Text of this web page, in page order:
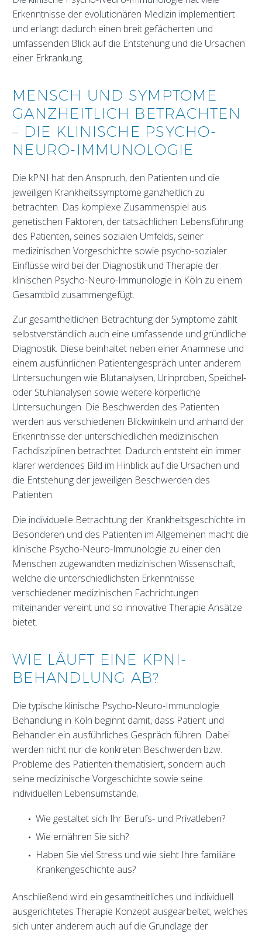
Erkenntnisse der evolutionären Medizin implementiert
und erlangt dadurch einen breit gefächerten und
umfassenden Blick auf die Entstehung und die Ursachen
einer Erkrankung.
MENSCH UND SYMPTOME
GANZHEITLICH BETRACHTEN
– DIE KLINISCHE PSYCHO-
NEURO-IMMUNOLOGIE
Die kPNI hat den Anspruch, den Patienten und die
jeweiligen Krankheitssymptome ganzheitlich zu
betrachten. Das komplexe Zusammenspiel aus
genetischen Faktoren, der tatsächlichen Lebensführung
des Patienten, seines sozialen Umfelds, seiner
medizinischen Vorgeschichte sowie psycho-sozialer
Einflüsse wird bei der Diagnostik und Therapie der
klinischen Psycho-Neuro-Immunologie in Köln zu einem
Gesamtbild zusammengefügt.
Zur gesamtheitlichen Betrachtung der Symptome zählt
selbstverständlich auch eine umfassende und gründliche
Diagnostik. Diese beinhaltet neben einer Anamnese und
einem ausführlichen Patientengespräch unter anderem
Untersuchungen wie Blutanalysen, Urinproben, Speichel-
oder Stuhlanalysen sowie weitere körperliche
Untersuchungen. Die Beschwerden des Patienten
werden aus verschiedenen Blickwinkeln und anhand der
Erkenntnisse der unterschiedlichen medizinischen
Fachdisziplinen betrachtet. Dadurch entsteht ein immer
klarer werdendes Bild im Hinblick auf die Ursachen und
die Entstehung der jeweiligen Beschwerden des
Patienten.
Die individuelle Betrachtung der Krankheitsgeschichte im
Besonderen und des Patienten im Allgemeinen macht die
klinische Psycho-Neuro-Immunologie zu einer den
Menschen zugewandten medizinischen Wissenschaft,
welche die unterschiedlichsten Erkenntnisse
verschiedener medizinischen Fachrichtungen
miteinander vereint und so innovative Therapie Ansätze
bietet.
WIE LÄUFT EINE KPNI-
BEHANDLUNG AB?
Die typische klinische Psycho-Neuro-Immunologie
Behandlung in Köln beginnt damit, dass Patient und
Behandler ein ausführliches Gespräch führen. Dabei
werden nicht nur die konkreten Beschwerden bzw.
Probleme des Patienten thematisiert, sondern auch
seine medizinische Vorgeschichte sowie seine
individuellen Lebensumstände.
Wie gestaltet sich Ihr Berufs- und Privatleben?
Wie ernähren Sie sich?
Haben Sie viel Stress und wie sieht Ihre familiäre
Krankengeschichte aus?
Anschließend wird ein gesamtheitliches und individuell
ausgerichtetes Therapie Konzept ausgearbeitet, welches
sich unter anderem auch auf die Grundlage der